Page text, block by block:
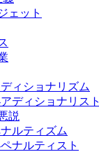
ェット
ィショナリズム
ディショナリスト
説
ルティズム
ナルティスト